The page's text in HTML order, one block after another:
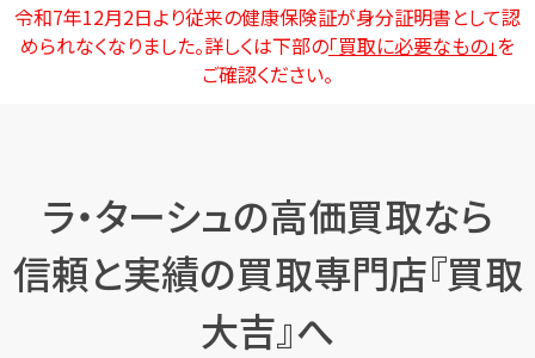
令和7年12月2日より従来の健康保険証が身分証明書として認
められなくなりました。詳しくは下部の「買取に必要なもの」を
ご確認ください。
ラ・ターシュの高価買取なら
信頼と実績の買取専門店『買取
大吉』へ